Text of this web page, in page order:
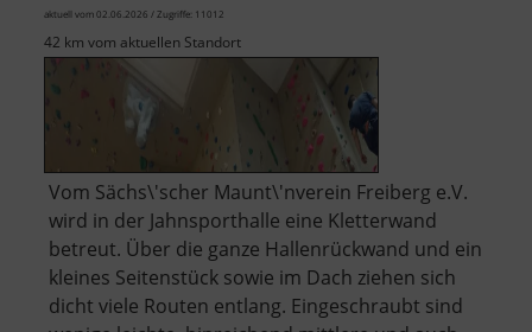
aktuell vom 02.06.2026 / Zugriffe: 11012
42 km vom aktuellen Standort
Vom Sächs\'scher Maunt\'nverein Freiberg e.V.
wird in der Jahnsporthalle eine Kletterwand
betreut. Über die ganze Hallenrückwand und ein
kleines Seitenstück sowie im Dach ziehen sich
dicht viele Routen entlang. Eingeschraubt sind